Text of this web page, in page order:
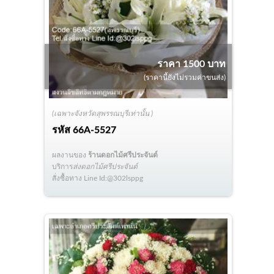
(เฉพาะจังหวัดสุพรรณบุรีเท่านั้น )
รหัส66A-5527
ราคา 1500 บาท
(ราคานี้ยังไม่รวมค่าขนส่ง)
ผลงานของ ร้านดอกไม้ศรีประจันต์
บริการส่งดอกไม้ศรีประจันต์
สั่งซื้อทาง Line Id:@302lsppg